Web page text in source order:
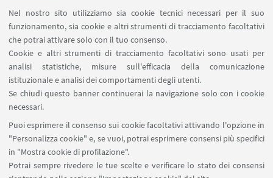
Nel nostro sito utilizziamo sia cookie tecnici necessari per il suo
funzionamento, sia cookie e altri strumenti di tracciamento facoltativi
che potrai attivare solo con il tuo consenso.
Cookie e altri strumenti di tracciamento facoltativi sono usati per
analisi statistiche, misure sull'efficacia della comunicazione
istituzionale e analisi dei comportamenti degli utenti.
Se chiudi questo banner continuerai la navigazione solo con i cookie
necessari.
Puoi esprimere il consenso sui cookie facoltativi attivando l'opzione in
"Personalizza cookie" e, se vuoi, potrai esprimere consensi più specifici
in "Mostra cookie di profilazione".
Potrai sempre rivedere le tue scelte e verificare lo stato dei consensi
LINK UTILI
Contatti
Area riservata
SEGUI UNIBO SU: